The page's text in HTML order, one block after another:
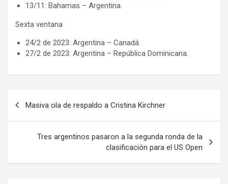
13/11: Bahamas – Argentina.
Sexta ventana
24/2 de 2023: Argentina – Canadá.
27/2 de 2023: Argentina – República Dominicana.
Masiva ola de respaldo a Cristina Kirchner
Tres argentinos pasaron a la segunda ronda de la
clasificación para el US Open